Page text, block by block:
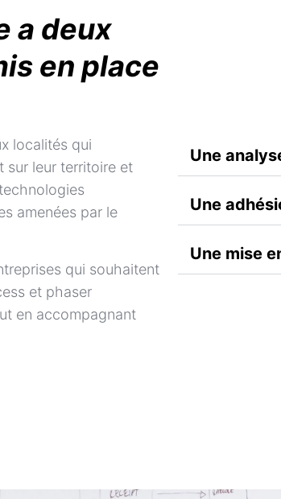
a deux
en place
localités qui
sur leur territoire et
technologies
amenées par le
qui souhaitent
et phaser
en accompagnant
Une
Une
Une mise